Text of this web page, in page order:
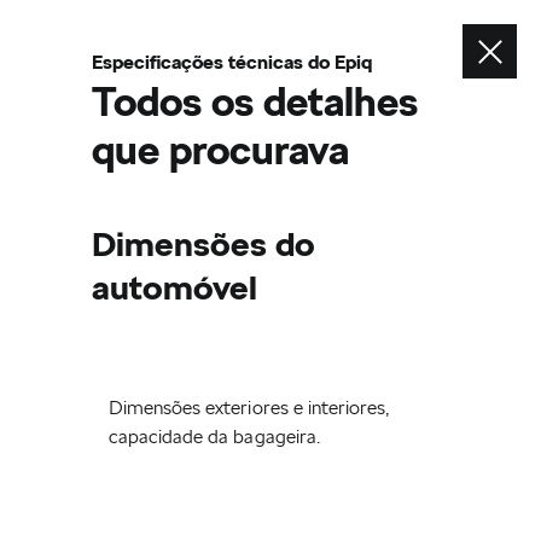
Especificações técnicas do Epiq
Todos os detalhes
que procurava
Dimensões do
automóvel
Dimensões exteriores e interiores,
capacidade da bagageira.
Envie um email
Telefone
Pedido de Contacto